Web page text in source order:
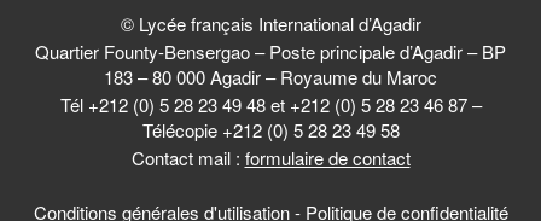
© Lycée français International d’Agadir
Quartier Founty-Bensergao – Poste principale d’Agadir – BP
183 – 80 000 Agadir – Royaume du Maroc
Tél +212 (0) 5 28 23 49 48 et +212 (0) 5 28 23 46 87 –
Télécopie +212 (0) 5 28 23 49 58
Contact mail : formulaire de contact
Conditions générales d'utilisation- Politique de confidentialité